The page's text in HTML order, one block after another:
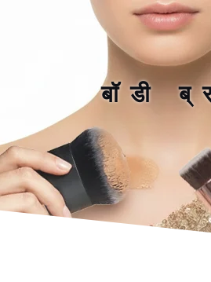
बॉडी